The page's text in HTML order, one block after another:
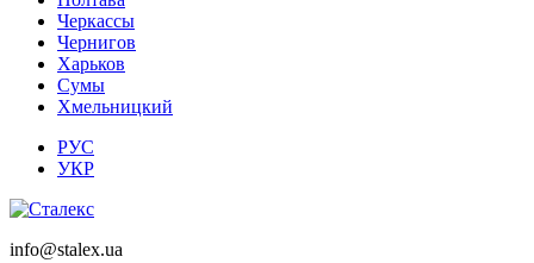
Черкассы
Чернигов
Харьков
Сумы
Хмельницкий
РУС
УКР
info@stalex.ua